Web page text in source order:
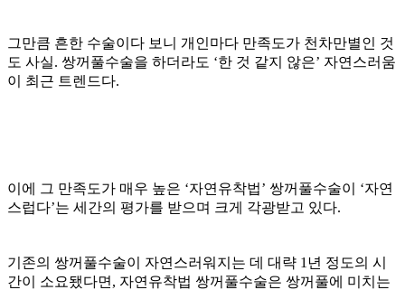
그만큼 흔한 수술이다 보니 개인마다 만족도가 천차만별인 것
도 사실. 쌍꺼풀수술을 하더라도 ‘한 것 같지 않은’ 자연스러움
이 최근 트렌드다.
이에 그 만족도가 매우 높은 ‘자연유착법’ 쌍꺼풀수술이 ‘자연
스럽다’는 세간의 평가를 받으며 크게 각광받고 있다.
기존의 쌍꺼풀수술이 자연스러워지는 데 대략 1년 정도의 시
간이 소요됐다면, 자연유착법 쌍꺼풀수술은 쌍꺼풀에 미치는